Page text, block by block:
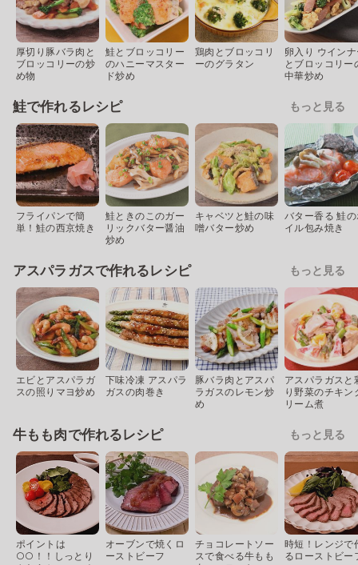
厚切り豚バラ肉と
ブロッコリーの炒
め物
鮭とブロッコリー
のハニーマスター
ド炒め
鶏肉とブロッコリ
ーのグラタン
卵入り ウイン
とブロッコリー
中華炒め
鮭で作れるレシピ もっと見る
フライパンで簡
単！鮭の西京焼き
鮭ときのこのガー
リックバター醤油
炒め
キャベツと鮭の味
噌バター炒め
バター香る 鮭
イル包み焼き
アスパラガスで作れるレシピ もっと見る
エビとアスパラガ
スの照りマヨ炒め
下味冷凍 アスパラ
ガスの肉巻き
豚バラ肉とアスパ
ラガスのレモン炒
め
アスパラガスと
り野菜のチキン
リーム煮
牛もも肉で作れるレシピ もっと見る
ポイントは
○○！！しっとり
オーブンで焼くロ
ーストビーフ
チョコレートソー
スで食べる牛もも
時短！レンジで
るローストビー